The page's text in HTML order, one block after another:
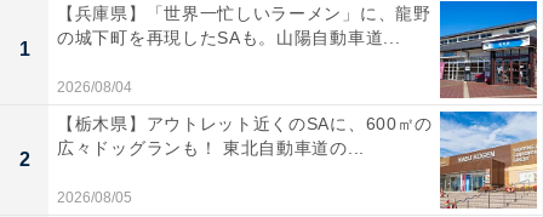
1
【兵庫県】「世界一忙しいラーメン」に、龍野
の城下町を再現したSAも。山陽自動車道...
2026/08/04
2
【栃木県】アウトレット近くのSAに、600㎡の
広々ドッグランも！ 東北自動車道の...
2026/08/05